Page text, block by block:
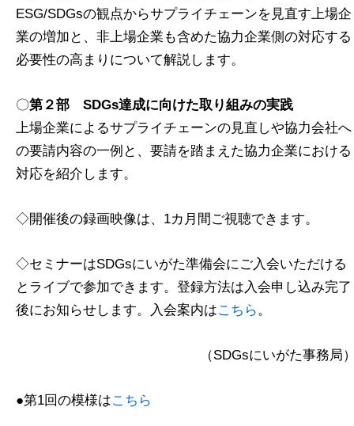
ESG/SDGsの観点からサプライチェーンを見直す上場企
業の増加と、非上場企業も含めた協力企業側の対応する
必要性の高まりについて解説します。
〇第２部 SDGs達成に向けた取り組みの実践
上場企業によるサプライチェーンの見直しや協力会社へ
の要請内容の一例と、要請を踏まえた協力企業における
対応を紹介します。
◇開催後の録画映像は、1カ月間ご視聴できます。
◇セミナーはSDGsにいがた準備会にご入会いただける
とライブで参加できます。登録方法は入会申し込み完了
後にお知らせします。入会案内はこちら。
（SDGsにいがた事務局
●第1回の模様はこちら